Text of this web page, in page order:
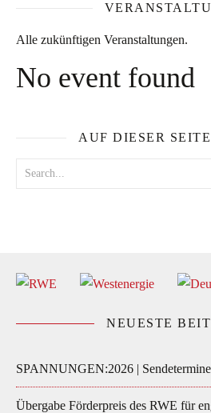
Alle zukünftigen Veranstaltungen.
No event found
AUF DIESER
NEUESTE
SPANNUNGEN:2026 | Sendetermine
Übergabe Förderpreis des RWE für